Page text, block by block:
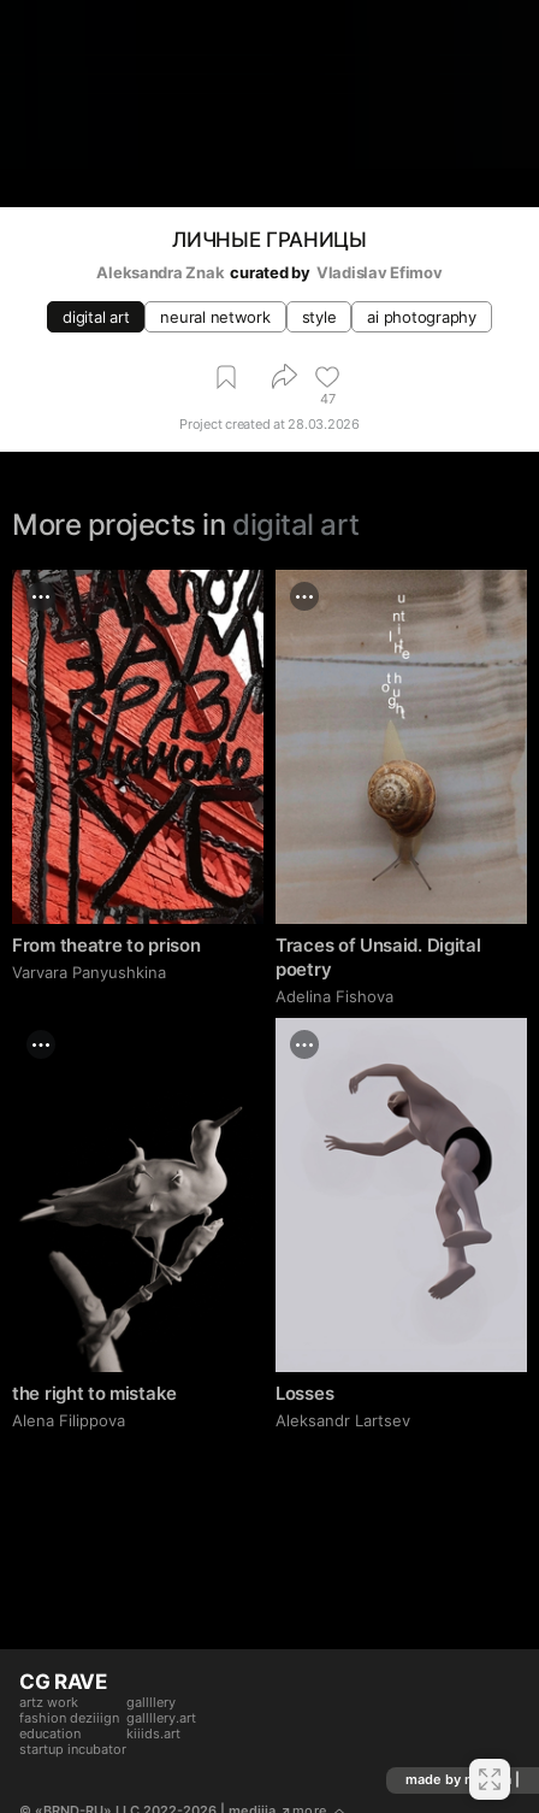
ЛИЧНЫЕ ГРАНИЦЫ
Aleksandra Znak curated by Vladislav Efimov
digital art neural network style ai photography
47
Project created at 28.03.2026
More projects in digital art
From theatre to prison
Varvara Panyushkina
Traces of Unsaid. Digital
poetry
Adelina Fishova
the right to mistake
Alena Filippova
Losses
Аleksandr Lartsev
CG RAVE
artz work
fashion deziiign
education
startup incubator
gallllery
gallllery.art
kiiids.art
made by mediiia |